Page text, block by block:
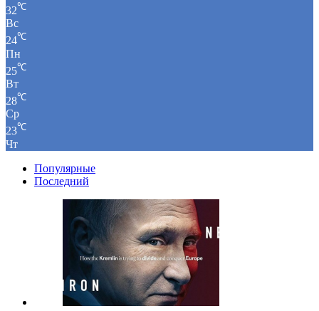
32℃
Вс
24℃
Пн
25℃
Вт
28℃
Ср
23℃
Чт
Популярные
Последний